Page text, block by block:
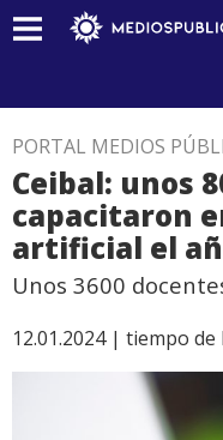
PORTAL MEDIOS
Ceibal: unos
capacitaron
artificial el
Unos 3600
12.01.2024 | tiempo de